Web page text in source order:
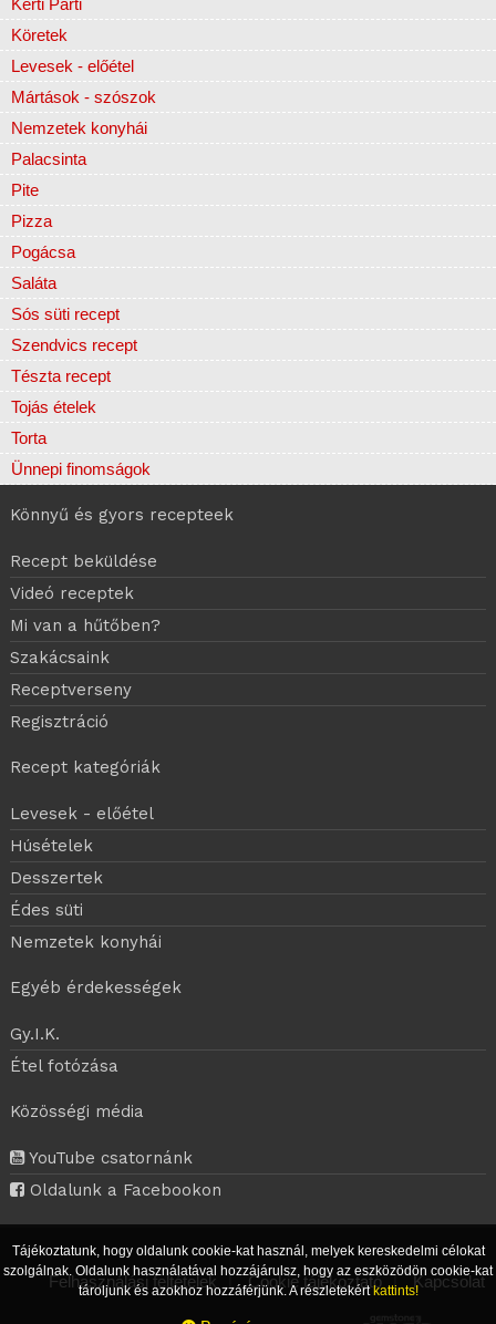
Kerti Parti
Köretek
Levesek - előétel
Mártások - szószok
Nemzetek konyhái
Palacsinta
Pite
Pizza
Pogácsa
Saláta
Sós süti recept
Szendvics recept
Tészta recept
Tojás ételek
Torta
Ünnepi finomságok
Könnyű és gyors recepteek
Recept beküldése
Videó receptek
Mi van a hűtőben?
Szakácsaink
Receptverseny
Regisztráció
Recept kategóriák
Levesek - előétel
Húsételek
Desszertek
Édes süti
Nemzetek konyhái
Egyéb érdekességek
Gy.I.K.
Étel fotózása
Közösségi média
YouTube csatornánk
Oldalunk a Facebookon
Felhasználási feltételek | Cookie tájékoztató | Kapcsolat
Tájékoztatunk, hogy oldalunk cookie-kat használ, melyek kereskedelmi célokat
szolgálnak. Oldalunk használatával hozzájárulsz, hogy az eszközödön cookie-kat
tároljunk és azokhoz hozzáférjünk. A részletekértkattints!